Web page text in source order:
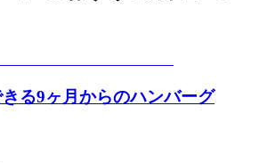
る9ヶ月からのハンバーグ